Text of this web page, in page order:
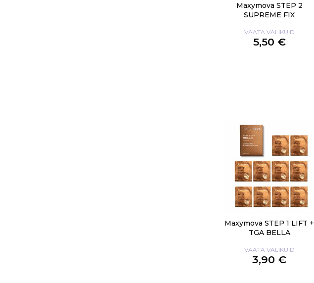
Maxymova STEP 2
SUPREME FIX
VAATA VALIKUID
5,50 €
Maxymova STEP 1 LIFT +
TGA BELLA
VAATA VALIKUID
3,90 €